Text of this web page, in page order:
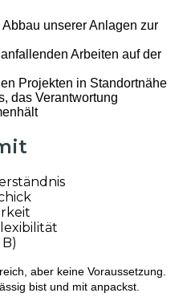
unserer Anlagen zur
Arbeiten auf der
Projekten in Standortnähe
das Verantwortung
aber keine Voraussetzung.
bist und mit anpackst.